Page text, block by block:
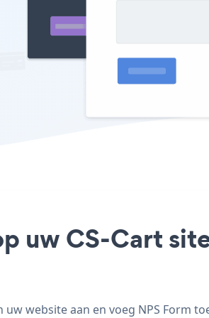
uw CS-Cart
website aan en voeg NPS Form